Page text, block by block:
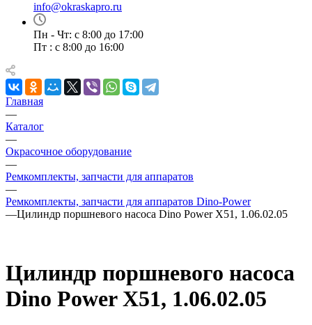
info@okraskapro.ru
Пн - Чт: с 8:00 до 17:00
Пт : с 8:00 до 16:00
Главная
—
Каталог
—
Окрасочное оборудование
—
Ремкомплекты, запчасти для аппаратов
—
Ремкомплекты, запчасти для аппаратов Dino-Power
—Цилиндр поршневого насоса Dino Power X51, 1.06.02.05
Цилиндр поршневого насоса
Dino Power X51, 1.06.02.05